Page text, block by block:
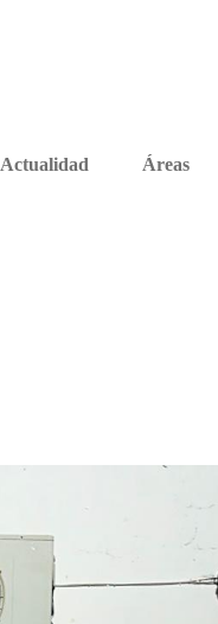
Actualidad Áreas